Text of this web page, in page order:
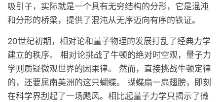
吸引子，实际就是一个具有无穷结构的分形，它是混沌
和分形的桥梁，提供了混沌从无序迈向有序的铁证。
20世纪初期，相对论和量子物理的发展打乱了经典力学
建立的秩序。 相对论挑战了牛顿的绝对时空观，量子力
学则质疑微观世界的因果律。 然而，直接挑战牛顿定律
的，还要属南美洲的这只蝴蝶。 蝴蝶扇一扇翅膀，即刻
在科学界刮起了一场飓风。相比起量子力学只揭示了微